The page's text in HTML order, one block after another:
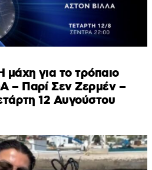
μάχη για το τρόπαιο
– Παρί Σεν Ζερμέν –
12 Αυγούστου